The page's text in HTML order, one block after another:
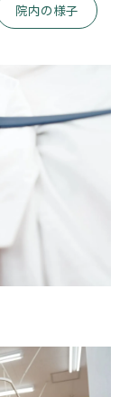
院内の様子